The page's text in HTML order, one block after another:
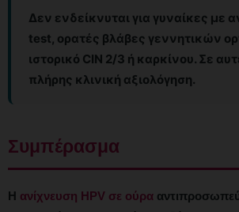
Δεν ενδείκνυται για γυναίκες με
test, ορατές βλάβες γεννητικών
ιστορικό CIN 2/3 ή καρκίνου. Σε
πλήρης κλινική αξιολόγηση.
Συμπέρασμα
Η ανίχνευση HPV σε ούρα